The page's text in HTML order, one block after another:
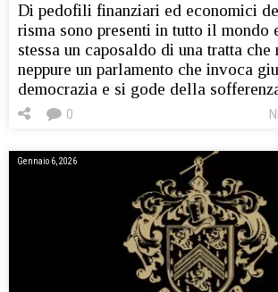
Di pedofili finanziari ed economici
risma sono presenti in tutto il mondo
stessa un caposaldo di una tratta che
neppure un parlamento che invoca
democrazia e si gode della
0
Gennaio 6, 2026